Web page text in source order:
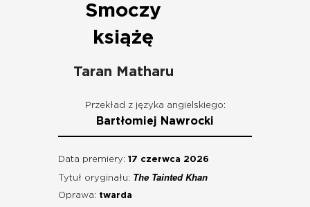
Smoczy
książę
Taran Matharu
Przekład z języka angielskiego:
Bartłomiej Nawrocki
Data premiery: 17 czerwca 2026
Tytuł oryginału: The Tainted Khan
Oprawa: twarda